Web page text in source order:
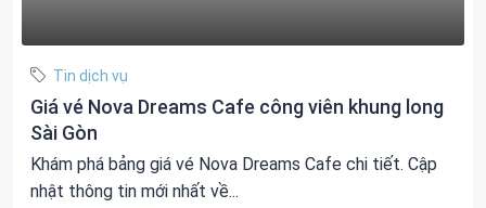
Tin dịch vụ
Giá vé Nova Dreams Cafe công viên khung long
Sài Gòn
Khám phá bảng giá vé Nova Dreams Cafe chi tiết. Cập
nhật thông tin mới nhất về...